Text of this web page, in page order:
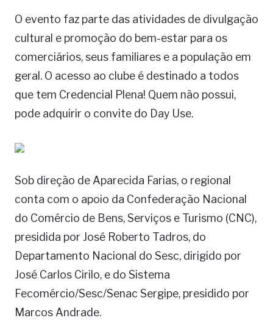
O evento faz parte das atividades de divulgação
cultural e promoção do bem-estar para os
comerciários, seus familiares e a população em
geral. O acesso ao clube é destinado a todos
que tem Credencial Plena! Quem não possui,
pode adquirir o convite do Day Use.
Sob direção de Aparecida Farias, o regional
conta com o apoio da Confederação Nacional
do Comércio de Bens, Serviços e Turismo (CNC),
presidida por José Roberto Tadros, do
Departamento Nacional do Sesc, dirigido por
José Carlos Cirilo, e do Sistema
Fecomércio/Sesc/Senac Sergipe, presidido por
Marcos Andrade.